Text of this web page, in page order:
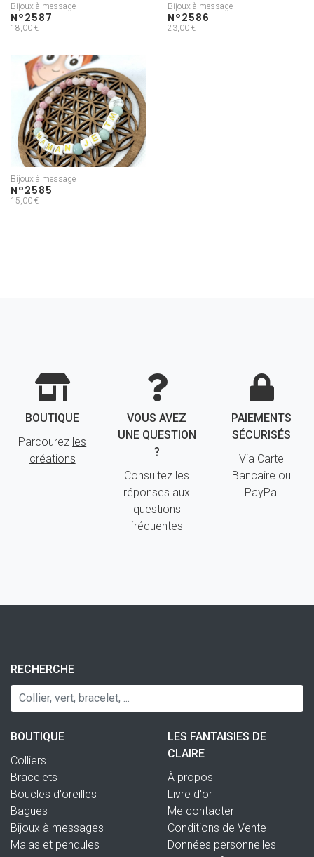
Bijoux à message
N°2587
18,00 €
Bijoux à message
N°2586
23,00 €
Bijoux à message
N°2585
15,00 €
BOUTIQUE
Parcourez les
créations
VOUS AVEZ
UNE QUESTION
?
Consultez les
réponses aux
questions
fréquentes
PAIEMENTS
SÉCURISÉS
Via Carte
Bancaire ou
PayPal
LES FANTAISIES DE
CLAIRE
À propos
Livre d'or
Me contacter
Conditions de Vente
Données personnelles
BOUTIQUE
Colliers
Bracelets
Boucles d'oreilles
Bagues
Bijoux à messages
Malas et pendules
RECHERCHE